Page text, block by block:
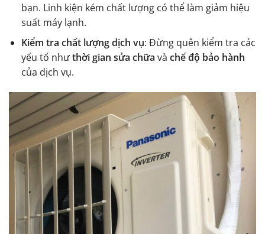
bạn. Linh kiện kém chất lượng có thể làm giảm hiệu
suất máy lạnh.
Kiểm tra chất lượng dịch vụ: Đừng quên kiểm tra các
yếu tố nhưthời gian sửa chữa và chế độ bảo hành
của dịch vụ.